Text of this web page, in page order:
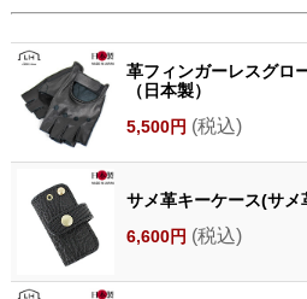
革フィンガーレスグロ
（日本製）
5,500円 (税込)
サメ革キーケース(サメ
6,600円 (税込)